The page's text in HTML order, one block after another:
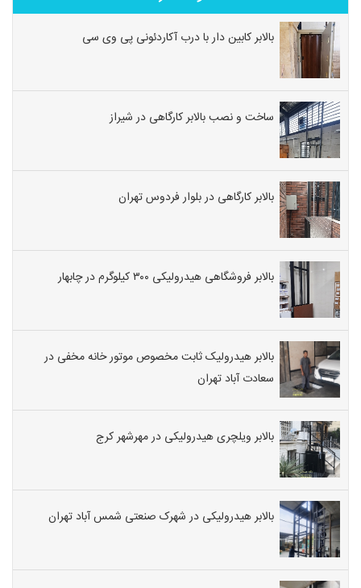
بالابر کابین دار با درب آکاردئونی پی وی سی
ساخت و نصب بالابر کارگاهی در شیراز
بالابر کارگاهی در بلوار فردوس تهران
بالابر فروشگاهی هیدرولیکی ۳۰۰ کیلوگرم در چابهار
بالابر هیدرولیک ثابت مخصوص موتور خانه مخفی در
سعادت آباد تهران
بالابر ویلچری هیدرولیکی در مهرشهر کرج
بالابر هیدرولیکی در شهرک صنعتی شمس آباد تهران